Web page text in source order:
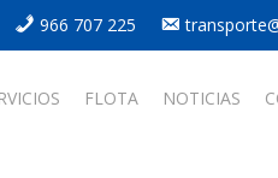
966 707 225
FLOTA NOTICIAS